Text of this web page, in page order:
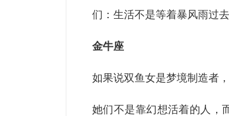
们：生活不是等着暴风雨过
金牛座
如果说双鱼女是梦境制造者
她们不是靠幻想活着的人，